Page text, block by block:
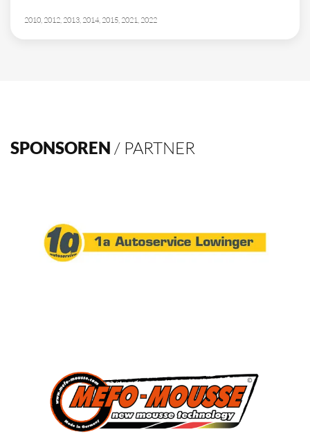
2010, 2012, 2013, 2014, 2015, 2021, 2022
SPONSOREN / PARTNER